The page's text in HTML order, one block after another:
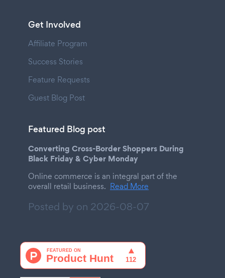
Get Involved
Affiliate Program
Success Stories
Feature Requests
Guest Blog Post
Featured Blog post
Converting Cross-Border Shoppers During
Black Friday & Cyber Monday
Online commerce is an integral part of the
overall retail business. Read More
Posted by on 2026-08-07